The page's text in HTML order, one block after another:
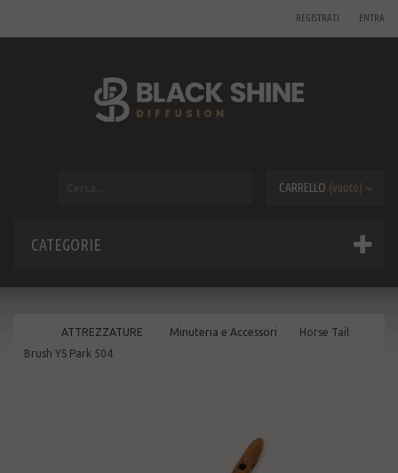
ENTRA
REGISTRATI
CARRELLO (vuoto)
CATEGORIE
ATTREZZATURE Minuteria e Accessori
Horse Tail
Brush YS Park 504